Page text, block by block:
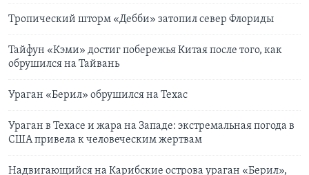
Тропический шторм «Дебби» затопил север Флориды
Тайфун «Кэми» достиг побережья Китая после того, как
обрушился на Тайвань
Ураган «Берил» обрушился на Техас
Ураган в Техасе и жара на Западе: экстремальная погода в
США привела к человеческим жертвам
Надвигающийся на Карибские острова ураган «Берил»,